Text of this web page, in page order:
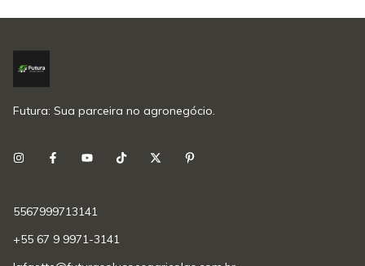
Futura: Sua parceira no agronegócio.
5567999713141
+55 67 9 9971-3141